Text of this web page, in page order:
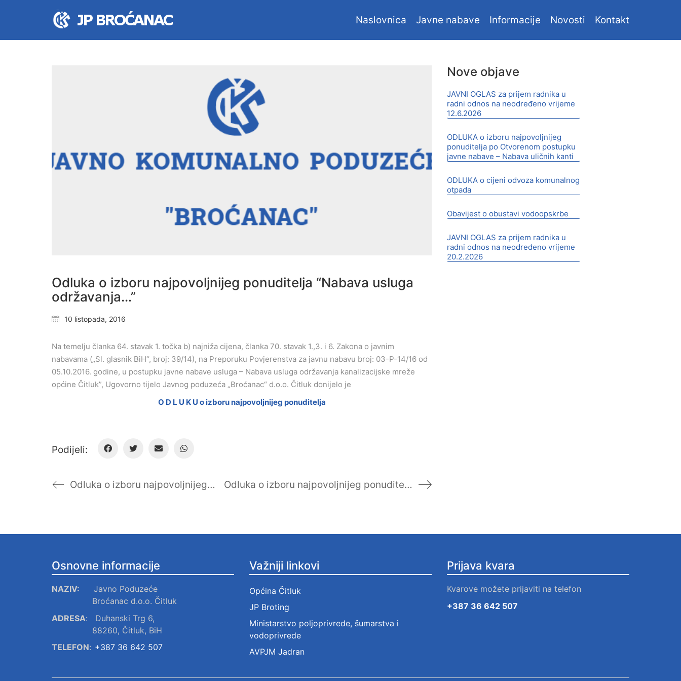
Naslovnica Javne nabave Informacije Novosti Kontakt
Nove objave
JAVNI OGLAS za prijem radnika u
radni odnos na neodređeno vrijeme
12.6.2026
ODLUKA o izboru najpovoljnijeg
ponuditelja po Otvorenom postupku
javne nabave – Nabava uličnih kanti
ODLUKA o cijeni odvoza komunalnog
otpada
Obavijest o obustavi vodoopskrbe
JAVNI OGLAS za prijem radnika u
radni odnos na neodređeno vrijeme
20.2.2026
Odluka o izboru najpovoljnijeg ponuditelja “Nabava usluga
održavanja…”
10 listopada, 2016
Na temelju članka 64. stavak 1. točka b) najniža cijena, članka 70. stavak 1.,3. i 6. Zakona o javnim
nabavama („Sl. glasnik BiH“, broj: 39/14), na Preporuku Povjerenstva za javnu nabavu broj: 03-P-14/16 od
05.10.2016. godine, u postupku javne nabave usluga – Nabava usluga održavanja kanalizacijske mreže
općine Čitluk”, Ugovorno tijelo Javnog poduzeća „Broćanac“ d.o.o. Čitluk donijelo je
O D L U K U o izboru najpovoljnijeg ponuditelja
Podijeli:
Odluka o izboru najpovoljnijeg ponuditelja “Nabava plinskog klora” Odluka o izboru najpovoljnijeg ponuditelja “Nabava radova za održavanje deponije…”
Osnovne informacije
NAZIV:
Javno Poduzeće
Broćanac d.o.o. Čitluk
ADRESA:
Duhanski Trg 6,
88260, Čitluk, BiH
TELEFON: +387 36 642 507
Važniji linkovi
Općina Čitluk
JP Broting
Ministarstvo poljoprivrede, šumarstva i
vodoprivrede
AVPJM Jadran
Prijava kvara
Kvarove možete prijaviti na telefon
+387 36 642 507